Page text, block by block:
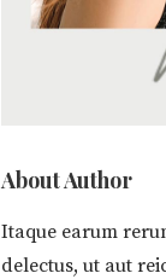
About Author
Itaque earum
delectus, ut aut